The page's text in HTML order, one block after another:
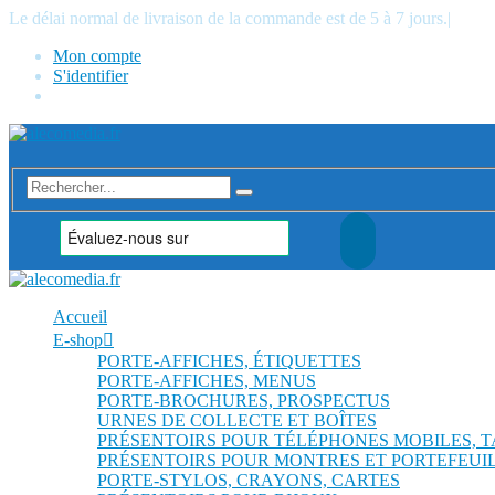
Le délai normal de livraison de la commande est de 5 à 7 jours.|
Mon compte
S'identifier
Accueil
E-shop
PORTE-AFFICHES, ÉTIQUETTES
PORTE-AFFICHES, MENUS
PORTE-BROCHURES, PROSPECTUS
URNES DE COLLECTE ET BOÎTES
PRÉSENTOIRS POUR TÉLÉPHONES MOBILES,
PRÉSENTOIRS POUR MONTRES ET
PORTE-STYLOS, CRAYONS, CARTES